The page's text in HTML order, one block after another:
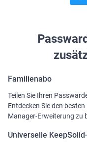
Familienabo
Teilen Sie Ihren
Entdecken Sie den
Manager-Erweiterung zu
Universelle